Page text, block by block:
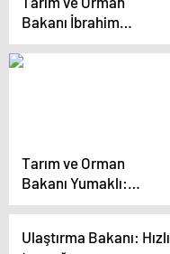
Bakanı İbrahim
Yumaklı: Türkiye
Yüzyılının İnşası İçin
Tarım ve Orman
Bakanı Yumaklı:
Türkiye’nin hedefi
ileriye gitmek
Ulaştırma Bakanı: Hızlı